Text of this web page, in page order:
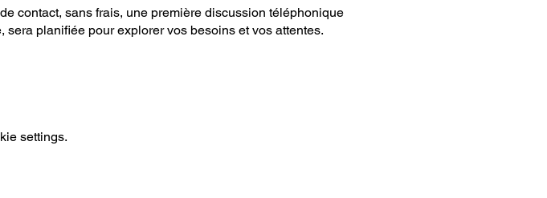
contact, sans frais, une première discussion téléphonique
planifiée pour explorer vos besoins et vos attentes.
settings.